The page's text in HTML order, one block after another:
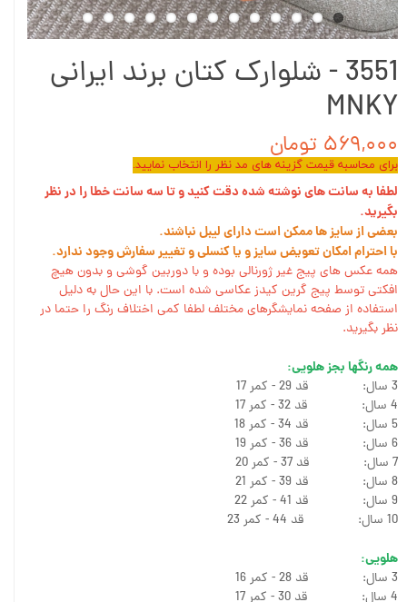
3551 - شلوارک کتان برند ایرانی
MNKY
۵۶۹,۰۰۰ تومان
برای محاسبه قیمت گزینه های مد نظر را انتخاب نمایید.
لطفا به سانت های نوشته شده دقت کنید و تا سه سانت خطا را در نظر
بگیرید.
بعضی از سایز ها ممکن است دارای لیبل نباشند.
با احترام امکان تعویض سایز و یا کنسلی و تغییر سفارش وجود ندارد.
همه عکس های پیج غیر ژورنالی بوده و با دوربین گوشی و بدون هیچ
افکتی توسط پیج گرین کیدز عکاسی شده است. با این حال به دلیل
استفاده از صفحه نمایشگرهای مختلف لطفا کمی اختلاف رنگ را حتما در
نظر بگیرید.
همه رنگها بجز هلویی:
3 سال: قد 29 - کمر 17
4 سال: قد 32 - کمر 17
5 سال: قد 34 - کمر 18
6 سال: قد 36 - کمر 19
7 سال: قد 37 - کمر 20
8 سال: قد 39 - کمر 21
9 سال: قد 41 - کمر 22
10 سال: قد 44 - کمر 23
هلویی:
3 سال: قد 28 - کمر 16
4 سال: قد 30 - کمر 17